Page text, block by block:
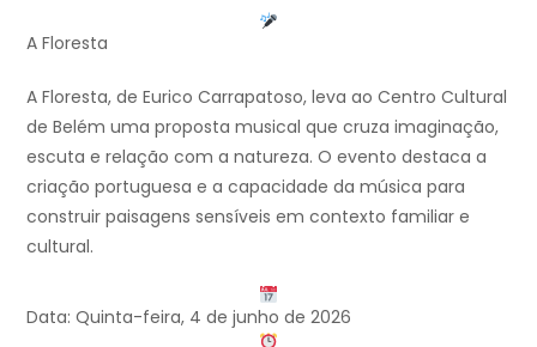
A Floresta
A Floresta, de Eurico Carrapatoso, leva ao Centro Cultural
de Belém uma proposta musical que cruza imaginação,
escuta e relação com a natureza. O evento destaca a
criação portuguesa e a capacidade da música para
construir paisagens sensíveis em contexto familiar e
cultural.
Data: Quinta-feira, 4 de junho de 2026